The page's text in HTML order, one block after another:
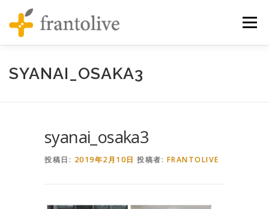
コンテンツへスキップ
メニュ
SYANAI_OSAKA3
syanai_osaka3
投稿日: 2019年2月10日 投稿者: FRANTOLIVE